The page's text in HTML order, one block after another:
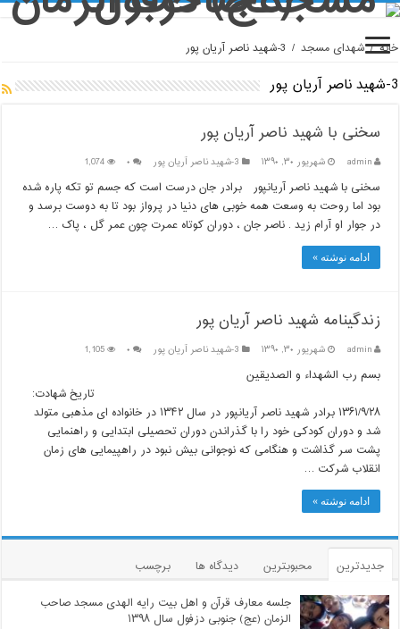
خانه / شهدای مسجد / 3-شهید ناصر آریان پور
3-شهید ناصر آریان پور
سخنی با شهید ناصر آریان پور
admin شهریور ۳۰, ۱۳۹۰ 3-شهید ناصر آریان پور ۰ 1,074
سخنی با شهید ناصر آریانپور برادر جان درست است که جسم تو تکه پاره شده
بود اما روحت به وسعت همه خوبی های دنیا در پرواز بود تا به دوست برسد و
در جوار او آرام زید . ناصر جان ، دوران کوتاه عمرت چون عمر گل ، پاک …
ادامه نوشته »
زندگینامه شهید ناصر آریان پور
admin شهریور ۳۰, ۱۳۹۰ 3-شهید ناصر آریان پور ۰ 1,105
بسم رب الشهداء و الصدیقین
تاریخ شهادت:
۱۳۶۱/۹/۲۸ برادر شهید ناصر آریانپور در سال ۱۳۴۲ در خانواده ای مذهبی متولد
شد و دوران کودکی خود را با گذراندن دوران تحصیلی ابتدایی و راهنمایی
پشت سر گذاشت و هنگامی که نوجوانی بیش نبود در راهپیمایی های زمان
انقلاب شرکت …
ادامه نوشته »
جدیدترین محبوبترین دیدگاه ها برچسب
جلسه معارف قرآن و اهل بیت رایه الهدی مسجد صاحب
الزمان (عج) جنوبی دزفول سال ۱۳۹۸